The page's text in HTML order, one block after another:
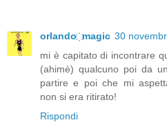
orlando ҉ magic 30
mi è capitato di incontrare
(ahimè) qualcuno poi da
partire e poi che mi
non si era ritirato!
Rispondi